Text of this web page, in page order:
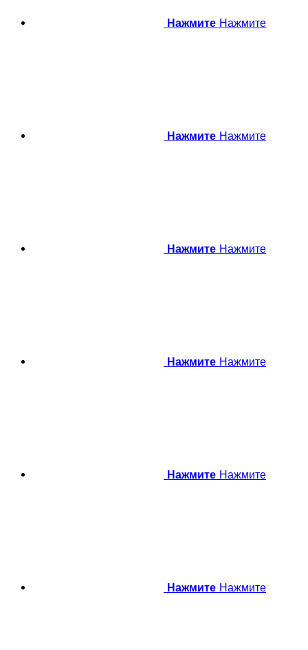
Нажмите Нажмите
Нажмите Нажмите
Нажмите Нажмите
Нажмите Нажмите
Нажмите Нажмите
Нажмите Нажмите